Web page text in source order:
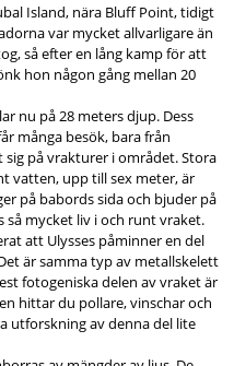
Island, nära Bluff Point, tidigt
var mycket allvarligare än
så efter en lång kamp för att
hon någon gång mellan 20
nu på 28 meters djup. Dess
många besök, bara från
på vrakturer i området. Stora
vatten, upp till sex meter, är
på babords sida och bjuder på
mycket liv i och runt vraket.
att Ulysses påminner en del
är samma typ av metallskelett
fotogeniska delen av vraket är
hittar du pollare, vinschar och
utforskning av denna del lite